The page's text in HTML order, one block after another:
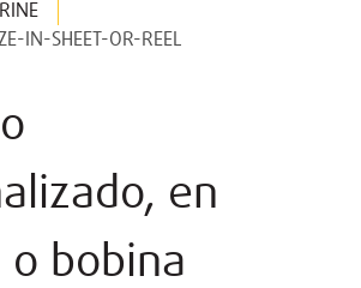
IN-SHEET-OR-REEL
en
o bobina